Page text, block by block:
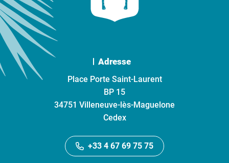
Adresse
Place Porte Saint-Laurent
BP 15
34751 Villeneuve-lès-Maguelone
Cedex
+33 4 67 69 75 75